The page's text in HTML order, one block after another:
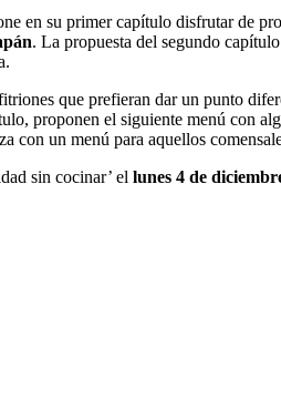
en su primer capítulo disfrutar de
. La propuesta del segundo
que prefieran dar un punto
proponen el siguiente menú con
con un menú para aquellos
sin cocinar’ el lunes 4 de